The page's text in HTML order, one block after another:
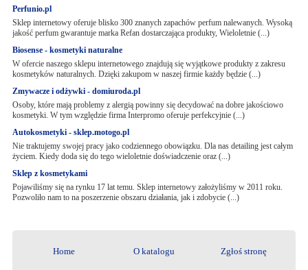
Perfunio.pl
Sklep internetowy oferuje blisko 300 znanych zapachów perfum nalewanych. Wysoką
jakość perfum gwarantuje marka Refan dostarczająca produkty, Wieloletnie (...)
Biosense - kosmetyki naturalne
W ofercie naszego sklepu internetowego znajdują się wyjątkowe produkty z zakresu
kosmetyków naturalnych. Dzięki zakupom w naszej firmie każdy będzie (...)
Zmywacze i odżywki - domiuroda.pl
Osoby, które mają problemy z alergią powinny się decydować na dobre jakościowo
kosmetyki. W tym względzie firma Interpromo oferuje perfekcyjnie (...)
Autokosmetyki - sklep.motogo.pl
Nie traktujemy swojej pracy jako codziennego obowiązku. Dla nas detailing jest całym
życiem. Kiedy doda się do tego wieloletnie doświadczenie oraz (...)
Sklep z kosmetykami
Pojawiliśmy się na rynku 17 lat temu. Sklep internetowy założyliśmy w 2011 roku.
Pozwoliło nam to na poszerzenie obszaru działania, jak i zdobycie (...)
Home O katalogu Zgłoś stronę